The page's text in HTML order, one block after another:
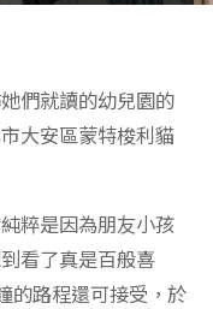
們就讀的幼兒園的
大安區蒙特梭利貓
粹是因為朋友小孩
看了真是百般喜
的路程還可接受，於